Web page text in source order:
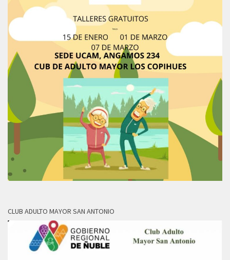
CLUB ADULTO MAYOR SAN ANTONIO